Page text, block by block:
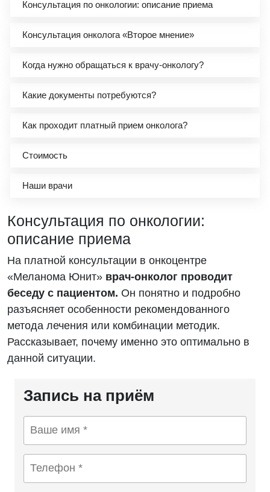
Консультация по онкологии: описание приема
Консультация онколога «Второе мнение»
Когда нужно обращаться к врачу-онкологу?
Какие документы потребуются?
Как проходит платный прием онколога?
Стоимость
Наши врачи
Консультация по онкологии:
описание приема
На платной консультации в онкоцентре
«Меланома Юнит» врач-онколог проводит
беседу с пациентом. Он понятно и подробно
разъясняет особенности рекомендованного
метода лечения или комбинации методик.
Рассказывает, почему именно это оптимально в
данной ситуации.
Запись на приём